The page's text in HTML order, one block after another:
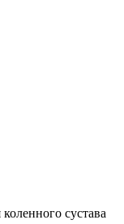
сустава